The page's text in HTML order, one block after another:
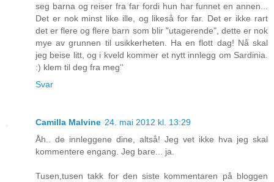
seg barna og reiser fra far fordi hun har funnet en annen...
Det er nok minst like ille, og likeså for far. Det er ikke rart
det er flere og flere barn som blir "utagerende", dette er nok
mye av grunnen til usikkerheten. Ha en flott dag! Nå skal
jeg beise litt, og i kveld kommer et nytt innlegg om Sardinia.
:) klem til deg fra meg''
Svar
Camilla Malvine 24. mai 2012 kl. 13:29
Åh.. de innleggene dine, altså! Jeg vet ikke hva jeg skal
kommentere engang. Jeg bare... ja.
Tusen,tusen takk for den siste kommentaren på bloggen